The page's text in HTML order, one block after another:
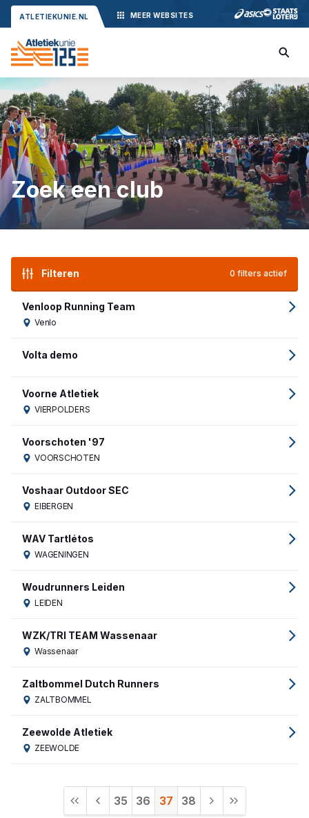
ATLETIEKUNIE.NL MEER WEBSITES
Zoek een club
Filteren 0 filters actief
Venloop Running Team
Venlo
Volta demo
Voorne Atletiek
VIERPOLDERS
Voorschoten '97
VOORSCHOTEN
Voshaar Outdoor SEC
EIBERGEN
WAV Tartlétos
WAGENINGEN
Woudrunners Leiden
LEIDEN
WZK/TRI TEAM Wassenaar
Wassenaar
Zaltbommel Dutch Runners
ZALTBOMMEL
Zeewolde Atletiek
ZEEWOLDE
35 36 37 38